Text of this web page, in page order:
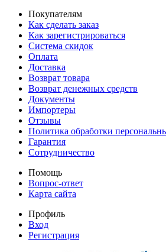
Покупателям
Как сделать заказ
Как зарегистрироваться
Система скидок
Оплата
Доставка
Возврат товара
Возврат денежных средств
Документы
Импортеры
Отзывы
Политика обработки
Гарантия
Сотрудничество
Помощь
Вопрос-ответ
Карта сайта
Профиль
Вход
Регистрация